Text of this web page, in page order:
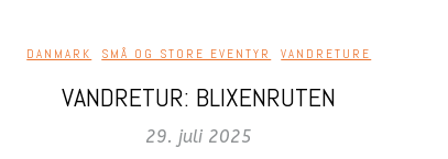
DANMARK SMÅ OG STORE EVENTYR ,VANDRETURE
VANDRETUR: BLIXENRUTEN
29. juli 2025